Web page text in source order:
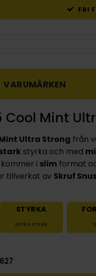
FRI
VARUMÄRKEN
Cool Mint
Mint Ultra Strong från
styrka och med
i slim format
tillverkat av Skruf
STYRKA
EXTRA STARK